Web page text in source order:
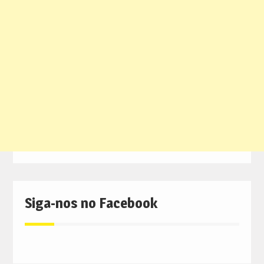
Siga-nos no Facebook